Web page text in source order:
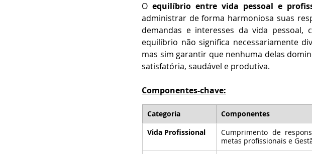
O equilíbrio entre vida pessoal e
administrar de forma harmoniosa suas
demandas e interesses da vida pessoal,
equilíbrio não significa necessariamente
mas sim garantir que nenhuma delas
satisfatória, saudável e produtiva.
Componentes-chave:
Categoria
Componentes
Vida Profissional
Cumprimento de
metas profissionais e